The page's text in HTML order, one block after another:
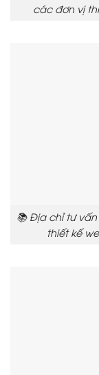
các đơn vị
📚 Địa chỉ tư
thiết kế